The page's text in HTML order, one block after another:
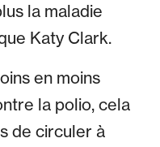
la maladie
Katy Clark.
en moins
la polio, cela
de circuler à